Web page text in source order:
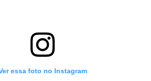
essa foto no Instagram